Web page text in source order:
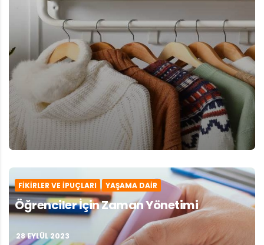
FIKIRLER VE İPUÇLARI YAŞAMA DAIR
Öğrenciler İçin Zaman Yönetimi
28 EYLÜL 2023